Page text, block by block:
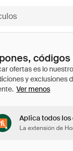
Ver menos
Aplica todos
La extensión de